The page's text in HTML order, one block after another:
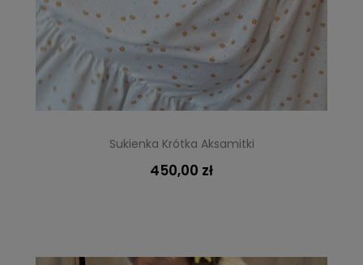
Sukienka Krótka Aksamitki
450,00 zł